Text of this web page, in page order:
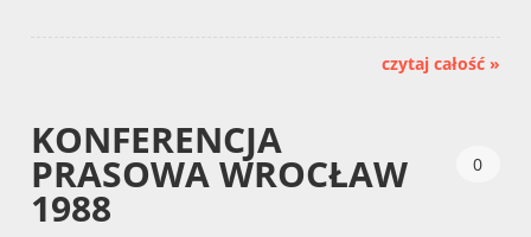
czytaj całość »
KONFERENCJA
PRASOWA WROCŁAW
1988
0